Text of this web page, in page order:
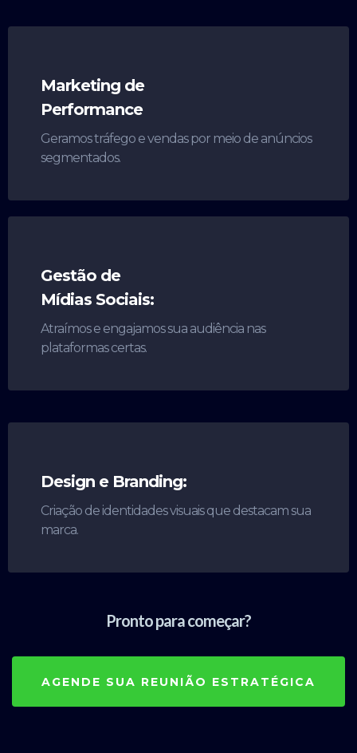
Marketing de
Performance
Geramos tráfego e vendas por meio de anúncios
segmentados.
Gestão de
Mídias Sociais:
Atraímos e engajamos sua audiência nas
plataformas certas.
Design e Branding:
Criação de identidades visuais que destacam sua
marca.
Pronto para começar?
AGENDE SUA REUNIÃO ESTRATÉGICA